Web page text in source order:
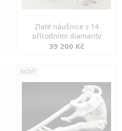
Zlaté náušnice s 14
přírodními diamanty
39 200 Kč
NOVÉ